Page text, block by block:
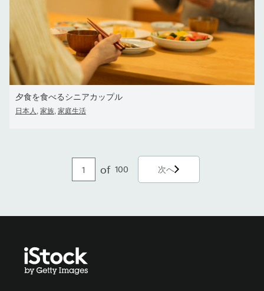
夕食を食べるシニアカップル
日本人 , 家族, 家庭生活
of 100 次へ